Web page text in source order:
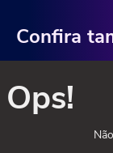
Confira
Ops!